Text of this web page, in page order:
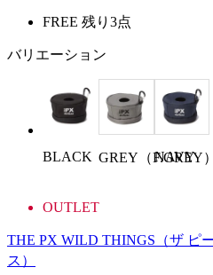
FREE 残り3点
バリエーション
BLACK GREY（F.GREY）
NAVY
OUTLET
THE PX WILD THINGS （ザ ピ
ス）